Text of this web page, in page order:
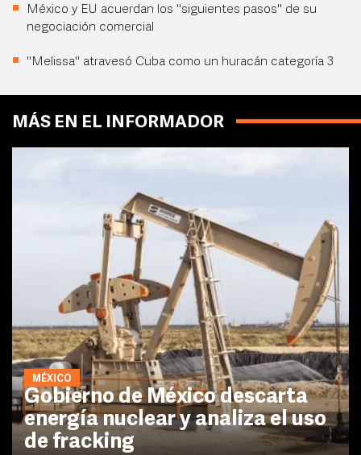
México y EU acuerdan los "siguientes pasos" de su
negociación comercial
"Melissa" atravesó Cuba como un huracán categoría 3
MÁS EN EL INFORMADOR
MÉXICO
Gobierno de México descarta
energía nuclear y analiza el uso
de fracking